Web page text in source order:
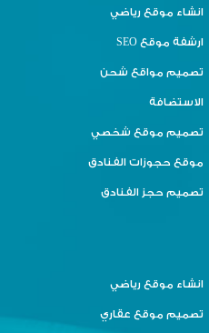
انشاء موقع رياضي
ارشفة موقع SEO
تصميم مواقع شحن
الاستضافة
تصميم موقع شخصي
موقع حجوزات الفنادق
تصميم حجز الفنادق
انشاء موقع رياضي
تصميم موقع عقاري